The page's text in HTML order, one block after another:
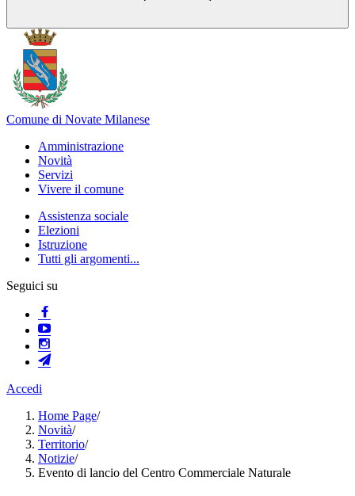
Comune di Novate Milanese
Amministrazione
Novità
Servizi
Vivere il comune
Assistenza sociale
Elezioni
Istruzione
Tutti gli argomenti...
Seguici su
Accedi
Home Page/
Novità/
Territorio/
Notizie/
Evento di lancio del Centro Commerciale Naturale